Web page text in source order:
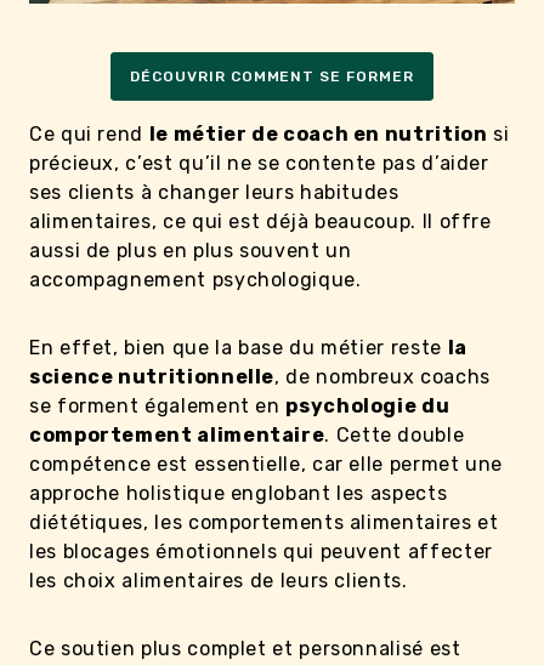
DÉCOUVRIR COMMENT SE FORMER
Ce qui rend le métier de coach en nutrition si
précieux, c’est qu’il ne se contente pas d’aider
ses clients à changer leurs habitudes
alimentaires, ce qui est déjà beaucoup. Il offre
aussi de plus en plus souvent un
accompagnement psychologique.
En effet, bien que la base du métier reste la
science nutritionnelle, de nombreux coachs
se forment également en psychologie du
comportement alimentaire. Cette double
compétence est essentielle, car elle permet une
approche holistique englobant les aspects
diététiques, les comportements alimentaires et
les blocages émotionnels qui peuvent affecter
les choix alimentaires de leurs clients.
Ce soutien plus complet et personnalisé est